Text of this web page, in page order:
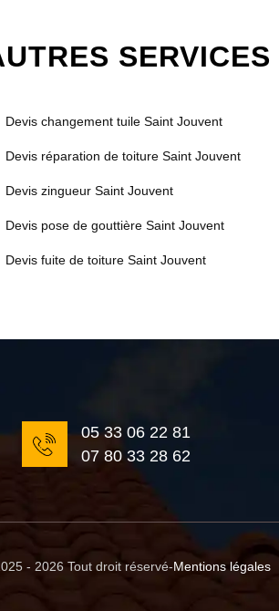
SERVICES
Devis changement tuile Saint Jouvent
Devis réparation de toiture Saint Jouvent
Devis zingueur Saint Jouvent
Devis pose de gouttière Saint Jouvent
Devis fuite de toiture Saint Jouvent
05 33 06 22 81
07 80 33 28 62
- 2026 Tout droit réservé-Mentions légales